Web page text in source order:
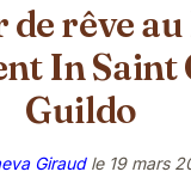
de rêve au
In Saint
Guildo
Giraudle 19 mars